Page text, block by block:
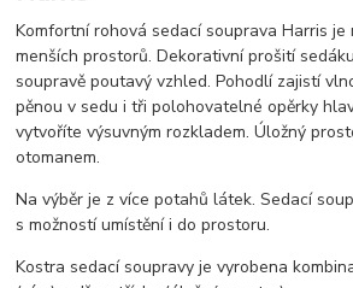
Komfortní rohová sedací souprava Harris je
menších prostorů. Dekorativní prošití
soupravě poutavý vzhled. Pohodlí zajistí
pěnou v sedu i tři polohovatelné opěrky
vytvoříte výsuvným rozkladem. Úložný
otomanem.
Na výběr je z více potahů látek. Sedací
s možností umístění i do prostoru.
Kostra sedací soupravy je vyrobena